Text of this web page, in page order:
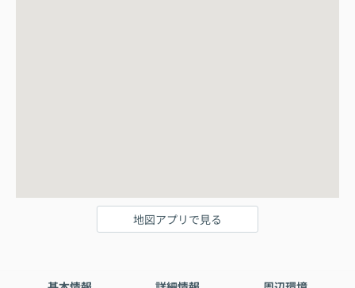
地図アプリで見る